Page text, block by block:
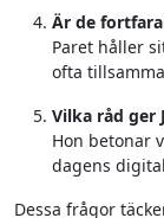
Är de
Paret håller
ofta
Vilka råd ger
Hon betonar
dagens
Dessa frågor